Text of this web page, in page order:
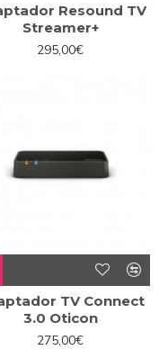
Resound TV
Streamer+
295,00€
TV Connect
3.0 Oticon
275,00€